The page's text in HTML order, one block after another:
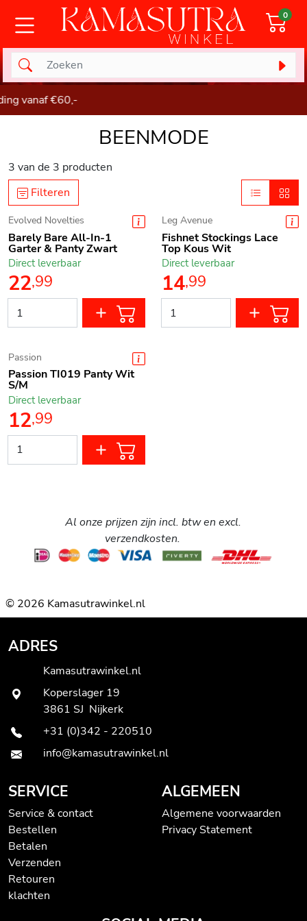
vanaf €60,-
0
BEENMODE
3 van de 3 producten
Filteren
Evolved Novelties
Barely Bare All-In-1
Garter & Panty Zwart
22,99
Direct leverbaar
Leg Avenue
Fishnet Stockings Lace
Top Kous Wit
14,99
Direct leverbaar
Passion
Passion TI019 Panty Wit
S/M
12,99
Direct leverbaar
Al onze prijzen zijn incl. btw en excl.
verzendkosten.
© 2026 Kamasutrawinkel.nl
ADRES
Kamasutrawinkel.nl
Koperslager 19
3861 SJ Nijkerk
+31 (0)342 - 220510
info@kamasutrawinkel.nl
SERVICE
Service & contact
Bestellen
Betalen
Verzenden
Retouren
klachten
ALGEMEEN
Algemene voorwaarden
Privacy Statement